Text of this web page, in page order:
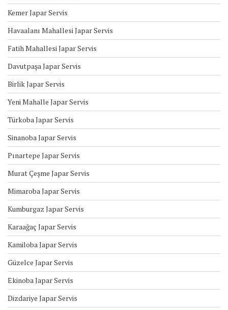
Kemer Japar Servis
Havaalanı Mahallesi Japar Servis
Fatih Mahallesi Japar Servis
Davutpaşa Japar Servis
Birlik Japar Servis
Yeni Mahalle Japar Servis
Türkoba Japar Servis
Sinanoba Japar Servis
Pınartepe Japar Servis
Murat Çeşme Japar Servis
Mimaroba Japar Servis
Kumburgaz Japar Servis
Karaağaç Japar Servis
Kamiloba Japar Servis
Güzelce Japar Servis
Ekinoba Japar Servis
Dizdariye Japar Servis